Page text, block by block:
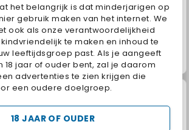
het belangrijk is dat minderjarigen op
gebruik maken van het internet. We
ook als onze verantwoordelijkheid
te maken en inhoud te
leeftijdsgroep past. Als je aangeeft
18 jaar of ouder bent, zal je daarom
advertenties te zien krijgen die
een oudere doelgroep.
18 JAAR OF OUDER
Scala 40